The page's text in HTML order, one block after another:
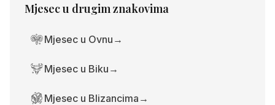
Mjesecu drugim znakovima
Mjesec u Ovnu →
Mjesec u Biku →
Mjesec u Blizancima →